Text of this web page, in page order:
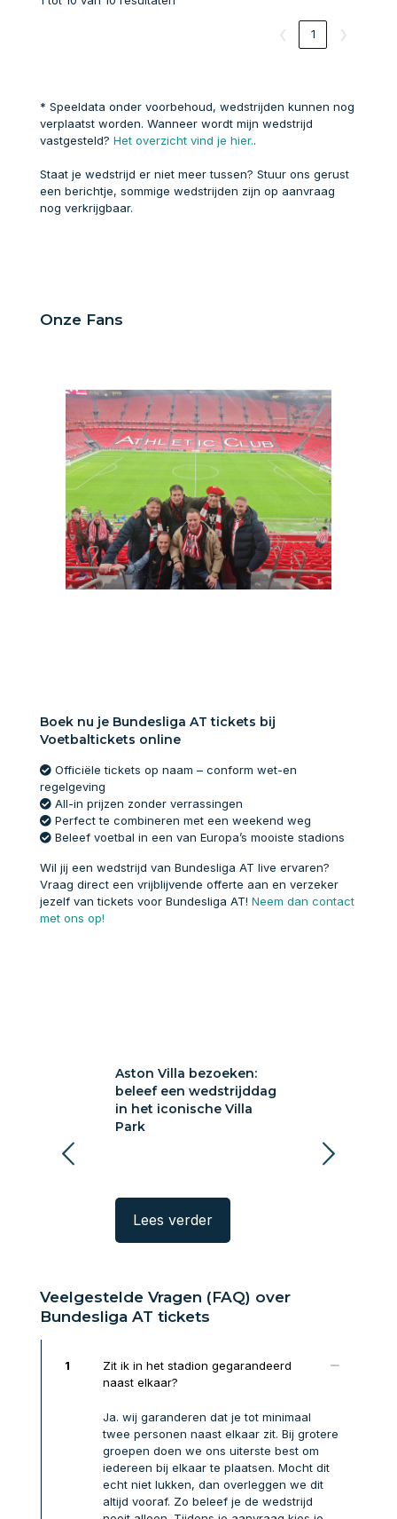
1
* Speeldata onder voorbehoud, wedstrijden kunnen nog
verplaatst worden. Wanneer wordt mijn wedstrijd
vastgesteld? Het overzicht vind je hier..
Staat je wedstrijd er niet meer tussen? Stuur ons gerust
een berichtje, sommige wedstrijden zijn op aanvraag
nog verkrijgbaar.
Onze Fans
Boek nu je Bundesliga AT tickets bij
Voetbaltickets online
Officiële tickets op naam – conform wet-en
regelgeving
All-in prijzen zonder verrassingen
Perfect te combineren met een weekend weg
Beleef voetbal in een van Europa’s mooiste stadions
Wil jij een wedstrijd van Bundesliga AT live ervaren?
Vraag direct een vrijblijvende offerte aan en verzeker
jezelf van tickets voor Bundesliga AT! Neem dan contact
met ons op!
Aston Villa bezoeken:
beleef een wedstrijddag
in het iconische Villa
Park
Lees verder
Veelgestelde Vragen (FAQ) over
Bundesliga AT tickets
1
Zit ik in het stadion gegarandeerd
naast elkaar?
Ja. wij garanderen dat je tot minimaal
twee personen naast elkaar zit. Bij grotere
groepen doen we ons uiterste best om
iedereen bij elkaar te plaatsen. Mocht dit
echt niet lukken, dan overleggen we dit
altijd vooraf. Zo beleef je de wedstrijd